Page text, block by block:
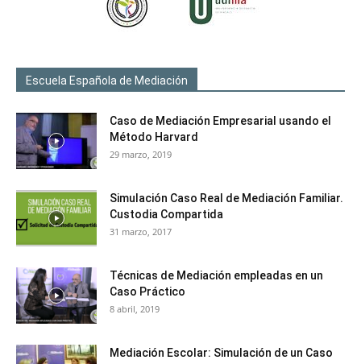
Escuela Española de Mediación
Caso de Mediación Empresarial usando el
Método Harvard
29 marzo, 2019
Simulación Caso Real de Mediación Familiar.
Custodia Compartida
31 marzo, 2017
Técnicas de Mediación empleadas en un
Caso Práctico
8 abril, 2019
Mediación Escolar: Simulación de un Caso